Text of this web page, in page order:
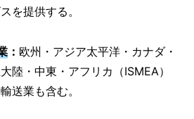
を提供する。
： 欧州・アジア太平洋・カナダ・
陸・中東・アフリカ（ISMEA）
送業も含む。